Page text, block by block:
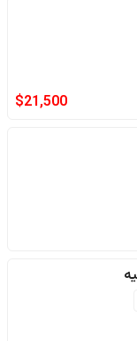
$21,500